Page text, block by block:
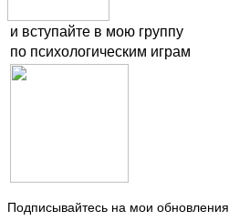
и вступайте в мою группу
по психологическим играм
Подписывайтесь на мои обновления